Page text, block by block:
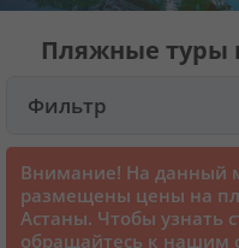
Туры
Круизы
Статьи
Пляжные туры
Фильтр
Внимание! На данный
размещены цены на
Астаны. Чтобы узнать
обращайтесь к нашим